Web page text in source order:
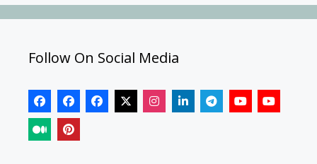
Follow On Social Media